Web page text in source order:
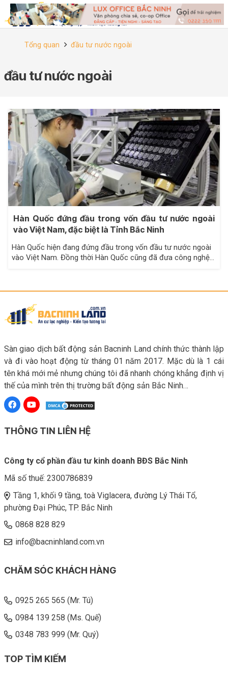
Tổng quan đầu tư nước ngoài
đầu tư nước ngoài
Hàn Quốc đứng đầu trong vốn đầu tư nước ngoài
vào Việt Nam, đặc biệt là Tỉnh Bắc Ninh
Hàn Quốc hiện đang đứng đầu trong vốn đầu tư nước ngoài
vào Việt Nam. Đồng thời Hàn Quốc cũng đã đưa công nghệ…
Sàn giao dịch bất động sản Bacninh Land chính thức thành lập
và đi vào hoạt động từ tháng 01 năm 2017. Mặc dù là 1 cái
tên khá mới mẻ nhưng chúng tôi đã nhanh chóng khẳng định vị
thế của mình trên thị trường bất động sản Bắc Ninh…
THÔNG TIN LIÊN HỆ
Công ty cổ phần đầu tư kinh doanh BĐS Bắc Ninh
Mã số thuế: 2300786839
Tầng 1, khối 9 tầng, toà Viglacera, đường Lý Thái Tổ,
phường Đại Phúc, TP. Bắc Ninh
0868 828 829
info@bacninhland.com.vn
CHĂM SÓC KHÁCH HÀNG
0925 265 565 (Mr. Tú)
0984 139 258 (Ms. Quế)
0348 783 999 (Mr. Quý)
TOP TÌM KIẾM